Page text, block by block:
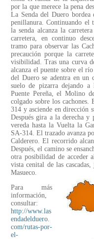
por la que merece la pena
La Senda del Duero
penillanura. Continuando el
la senda alcanza la
carretera, en continuo
tramo para observar las
precaución porque la
visibilidad. Tras una curva
alcanza el puente sobre el
del Duero se adentra en un
suelo de pizarra dejando
Puente Pereña, el Molino
colgado sobre los
314 y asciende en dirección
Después gira a la derecha y
vereda hasta la Vuelta la
SA-314. El trazado avanza
Calderero. El recorrido
Después, el camino se
otra posibilidad de acceder
vista cenital de las
Masueco.
Para más
información,
consultar:
http://www.las
endadelduero.
com/rutas-por-
el-